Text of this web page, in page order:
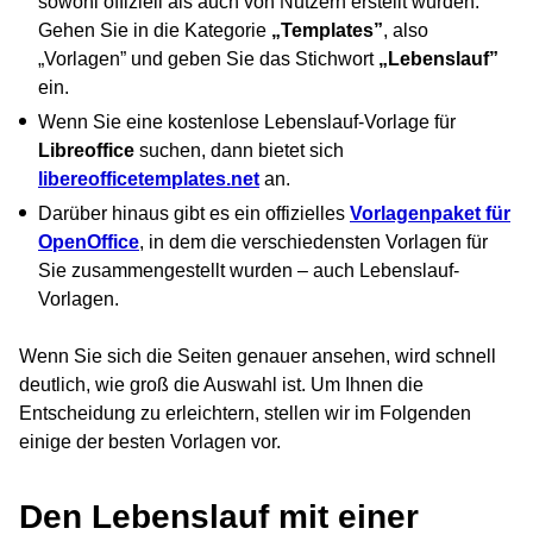
Gehen Sie in die Kategorie „Templates”, also
„Vorlagen” und geben Sie das Stichwort „Lebenslauf”
ein.
Wenn Sie eine kostenlose Lebenslauf-Vorlage für
Libreoffice suchen, dann bietet sich
libereofficetemplates.net an.
Darüber hinaus gibt es ein offizielles Vorlagenpaket für
OpenOffice, in dem die verschiedensten Vorlagen für
Sie zusammengestellt wurden – auch Lebenslauf-
Vorlagen.
Wenn Sie sich die Seiten genauer ansehen, wird schnell
deutlich, wie groß die Auswahl ist. Um Ihnen die
Entscheidung zu erleichtern, stellen wir im Folgenden
einige der besten Vorlagen vor.
Den Lebenslauf mit einer